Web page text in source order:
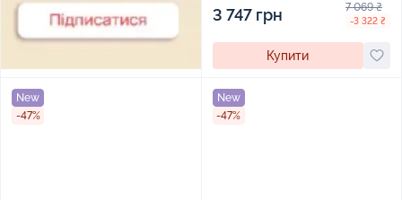
3 747 грн 7 069 ₴
-3 322 ₴
Купити
New
-47%
New
-47%